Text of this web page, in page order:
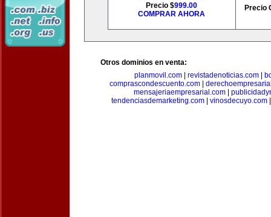
Precio $999.00
COMPRAR AHORA
Precio
Otros dominios en venta:
planmovil.com| revistadenoticias.com|
comprascondescuento.com
mensajeriaempresarial.com|
tendenciasdemarketing.com| vinosdecuyo.com